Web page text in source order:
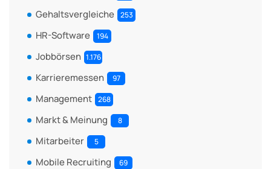
Gehaltsvergleiche 253
HR-Software 194
Jobbörsen 1.176
Karrieremessen 97
Management 268
Markt & Meinung 8
Mitarbeiter 5
Mobile Recruiting 69